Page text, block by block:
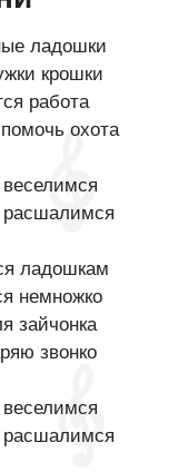
ладошки
крошки
работа
охота
расшалимся
ладошкам
немножко
зайчонка
звонко
расшалимся